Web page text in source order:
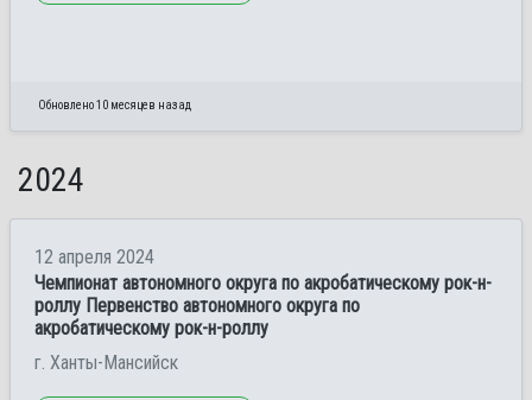
Обновлено 10 месяцев назад
2024
12 апреля 2024
Чемпионат автономного округа по акробатическому рок-н-
роллу Первенство автономного округа по
акробатическому рок-н-роллу
г. Ханты-Мансийск